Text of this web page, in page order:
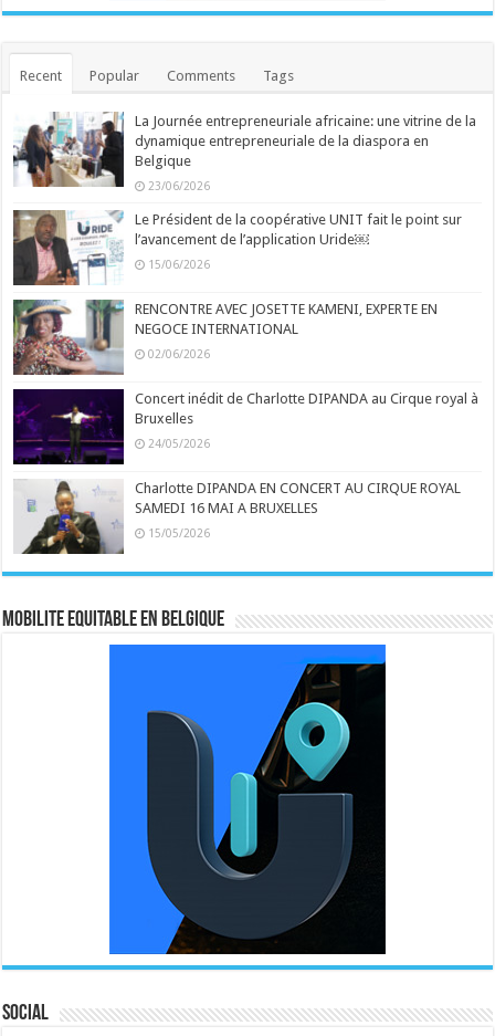
Recent Popular Comments Tags
La Journée entrepreneuriale africaine: une vitrine de la
dynamique entrepreneuriale de la diaspora en
Belgique
23/06/2026
Le Président de la coopérative UNIT fait le point sur
l’avancement de l’application Uride￼
15/06/2026
RENCONTRE AVEC JOSETTE KAMENI, EXPERTE EN
NEGOCE INTERNATIONAL
02/06/2026
Concert inédit de Charlotte DIPANDA au Cirque royal à
Bruxelles
24/05/2026
Charlotte DIPANDA EN CONCERT AU CIRQUE ROYAL
SAMEDI 16 MAI A BRUXELLES
15/05/2026
MOBILITE EQUITABLE EN BELGIQUE
Social